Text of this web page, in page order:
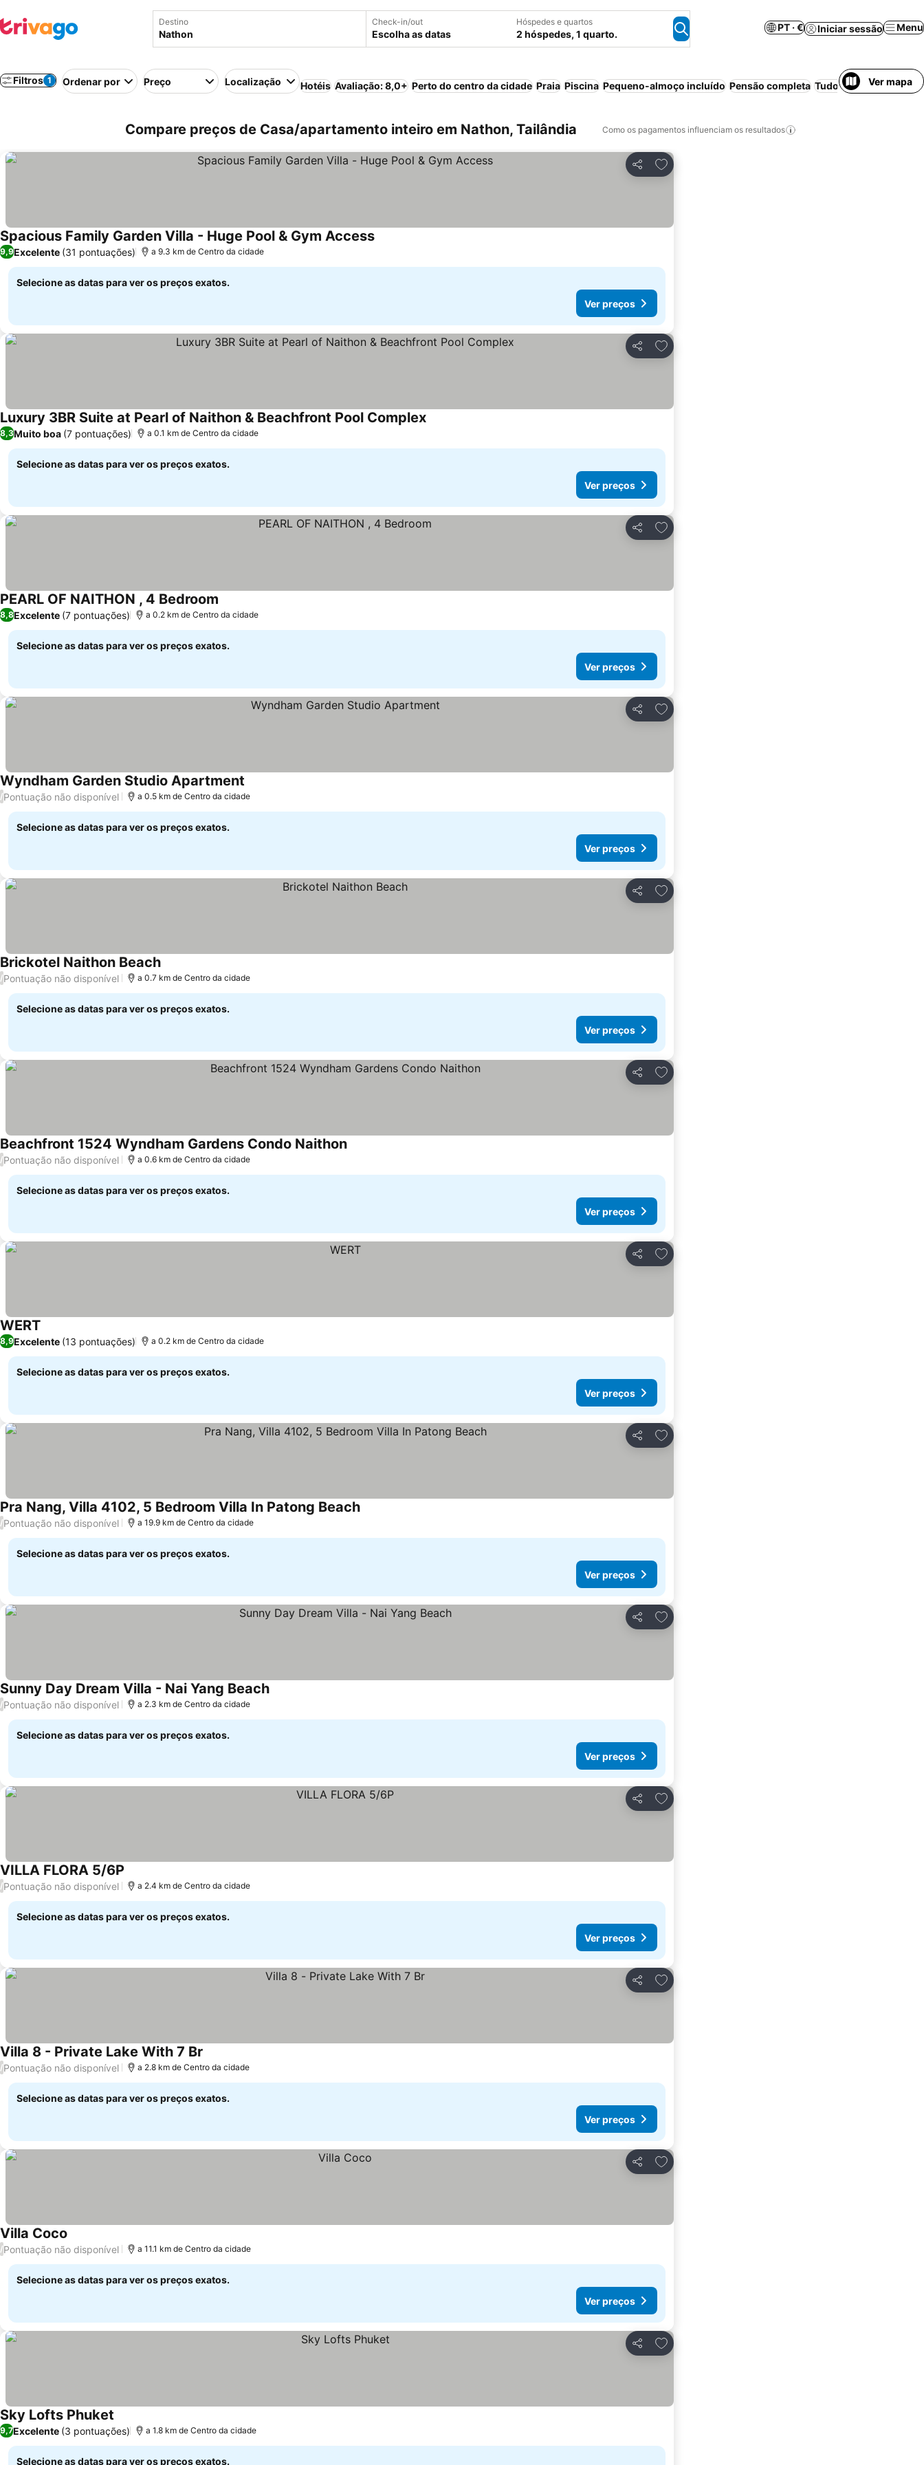
Destino Check-in/out
Escolha as datas
Hóspedes e quartos
2 hóspedes, 1 quarto.
PT · € Iniciar sessão Menu
Filtros 1 Ordenar por Preço Localização Hotéis Avaliação: 8,0+ Perto do centro da cidade Praia Piscina Pequeno-almoço incluído Pensão completa Tudo incluídoVer mapa
Compare preços de Casa/apartamento inteiro em Nathon, Tailândia Como os pagamentos influenciam os resultados
Partilhar
Adicionar aos favoritos
Spacious Family Garden Villa - Huge Pool & Gym Access
9,9Excelente (31 pontuações) a 9.3 km de Centro da cidade
Selecione as datas para ver os preços exatos.
Ver preços
Partilhar
Adicionar aos favoritos
Luxury 3BR Suite at Pearl of Naithon & Beachfront Pool Complex
8,3Muito boa (7 pontuações) a 0.1 km de Centro da cidade
Selecione as datas para ver os preços exatos.
Ver preços
Partilhar
Adicionar aos favoritos
PEARL OF NAITHON , 4 Bedroom
8,8Excelente (7 pontuações) a 0.2 km de Centro da cidade
Selecione as datas para ver os preços exatos.
Ver preços
Partilhar
Adicionar aos favoritos
Wyndham Garden Studio Apartment
/Pontuação não disponível a 0.5 km de Centro da cidade
Selecione as datas para ver os preços exatos.
Ver preços
Partilhar
Adicionar aos favoritos
Brickotel Naithon Beach
/Pontuação não disponível a 0.7 km de Centro da cidade
Selecione as datas para ver os preços exatos.
Ver preços
Partilhar
Adicionar aos favoritos
Beachfront 1524 Wyndham Gardens Condo Naithon
/Pontuação não disponível a 0.6 km de Centro da cidade
Selecione as datas para ver os preços exatos.
Ver preços
Partilhar
Adicionar aos favoritos
WERT
8,9Excelente (13 pontuações) a 0.2 km de Centro da cidade
Selecione as datas para ver os preços exatos.
Ver preços
Partilhar
Adicionar aos favoritos
Pra Nang, Villa 4102, 5 Bedroom Villa In Patong Beach
/Pontuação não disponível a 19.9 km de Centro da cidade
Selecione as datas para ver os preços exatos.
Ver preços
Partilhar
Adicionar aos favoritos
Sunny Day Dream Villa - Nai Yang Beach
/Pontuação não disponível a 2.3 km de Centro da cidade
Selecione as datas para ver os preços exatos.
Ver preços
Partilhar
Adicionar aos favoritos
VILLA FLORA 5/6P
/Pontuação não disponível a 2.4 km de Centro da cidade
Selecione as datas para ver os preços exatos.
Ver preços
Partilhar
Adicionar aos favoritos
Villa 8 - Private Lake With 7 Br
/Pontuação não disponível a 2.8 km de Centro da cidade
Selecione as datas para ver os preços exatos.
Ver preços
Partilhar
Adicionar aos favoritos
Villa Coco
/Pontuação não disponível a 11.1 km de Centro da cidade
Selecione as datas para ver os preços exatos.
Ver preços
Partilhar
Adicionar aos favoritos
Sky Lofts Phuket
9,7Excelente (3 pontuações) a 1.8 km de Centro da cidade
Selecione as datas para ver os preços exatos.